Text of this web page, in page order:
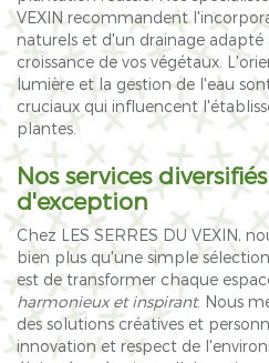
VEXIN recommandent
naturels et d'un drainage adapté
croissance de vos végétaux.
lumière et la gestion de l'eau
cruciaux qui influencent
plantes.
Nos services
d'exception
Chez LES SERRES DU VEXIN,
bien plus qu'une simple
est de transformer chaque
harmonieux et inspirant. Nous
des solutions créatives et
innovation et respect de